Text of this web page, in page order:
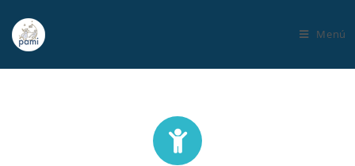
Menú